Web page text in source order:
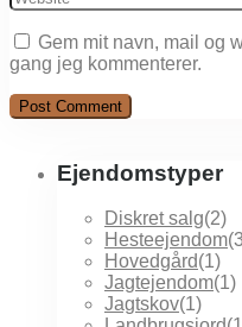
Gem mit navn, mail og
gang jeg kommenterer.
Ejendomstyper
Diskret salg(2)
Hesteejendom
Hovedgård(1)
Jagtejendom(1)
Jagtskov(1)